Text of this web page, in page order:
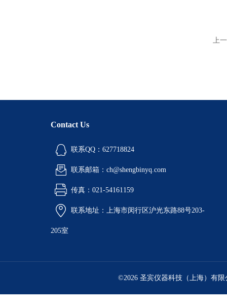
上
Contact Us
联系QQ：627718824
联系邮箱：ch@shengbinyq.com
传真：021-54161159
联系地址：上海市闵行区沪光东路88号203-
205室
©2026 圣宾仪器科技（上海）有